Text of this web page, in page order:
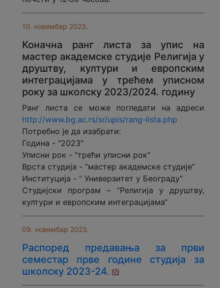
10. новембар 2023.
Коначнa ранг листa за упис на
мастер aкадемске студије Религија у
друштву, култури и европским
интеграцијама у трећем уписном
року за школску 2023/2024. годину
Ранг листa се може погледати на адреси
http://www.bg.ac.rs/sr/upis/rang-lista.php
Потребно је да изабрати:
Година - "2023"
Уписни рок - "трећи уписни рок"
Врста студија - “мастер академске студије“
Институција - “ Универзитет у Београду“
Студијски програм – “Религија у друштву,
култури и европским интеграцијама“
09. новембар 2023.
Распоред предавања за први
семестар прве године студија за
школску 2023-24.